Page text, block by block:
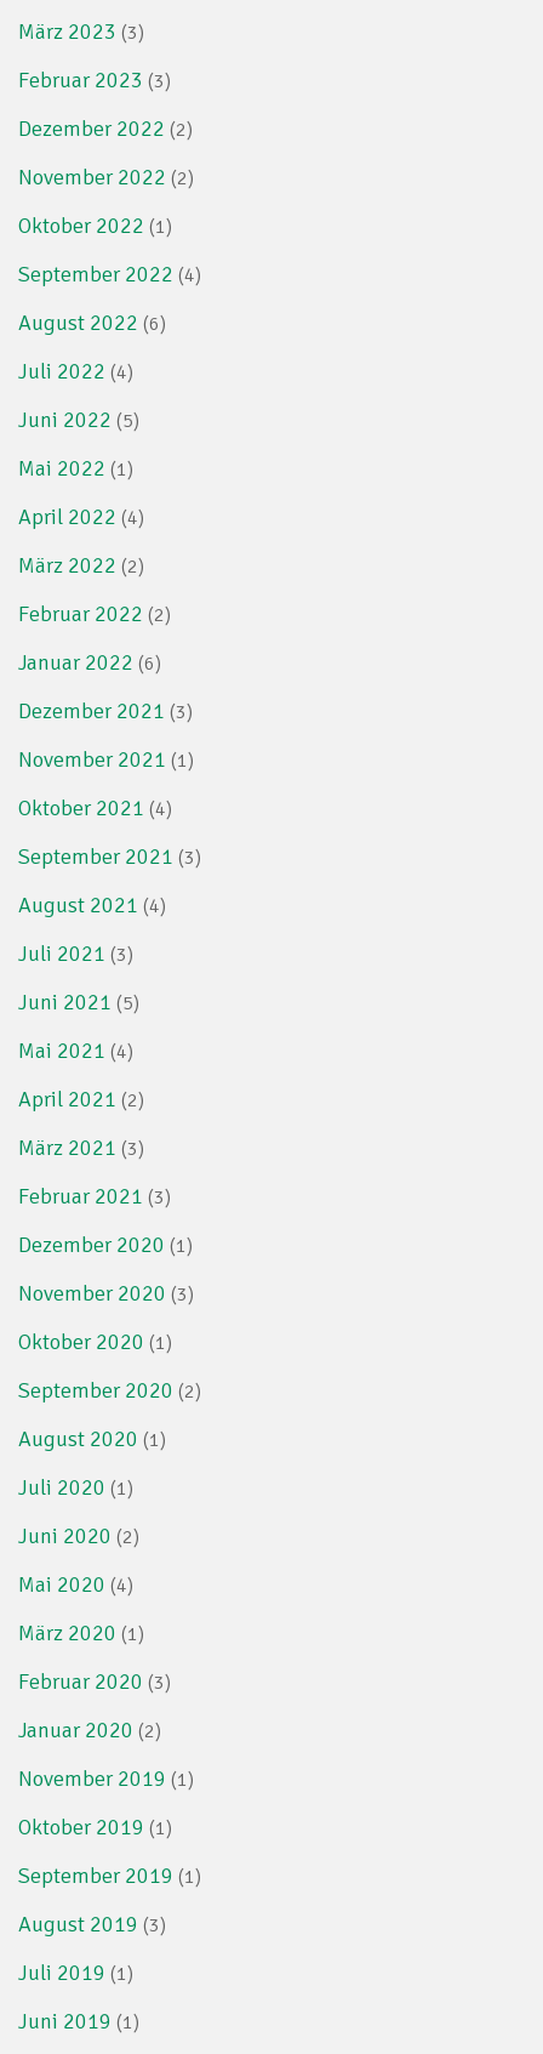
März 2023 (3)
Februar 2023 (3)
Dezember 2022 (2)
November 2022 (2)
Oktober 2022 (1)
September 2022 (4)
August 2022 (6)
Juli 2022 (4)
Juni 2022 (5)
Mai 2022 (1)
April 2022 (4)
März 2022 (2)
Februar 2022 (2)
Januar 2022 (6)
Dezember 2021 (3)
November 2021 (1)
Oktober 2021 (4)
September 2021 (3)
August 2021 (4)
Juli 2021 (3)
Juni 2021 (5)
Mai 2021 (4)
April 2021 (2)
März 2021 (3)
Februar 2021 (3)
Dezember 2020 (1)
November 2020 (3)
Oktober 2020 (1)
September 2020 (2)
August 2020 (1)
Juli 2020 (1)
Juni 2020 (2)
Mai 2020 (4)
März 2020 (1)
Februar 2020 (3)
Januar 2020 (2)
November 2019 (1)
Oktober 2019 (1)
September 2019 (1)
August 2019 (3)
Juli 2019 (1)
Juni 2019 (1)